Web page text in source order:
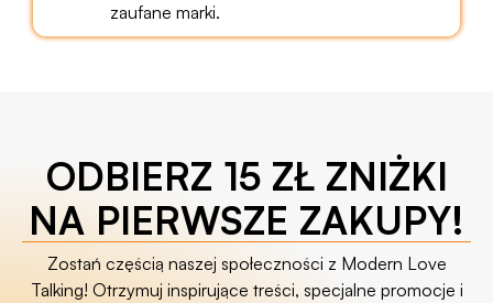
zaufane marki.
ODBIERZ 15 ZŁ ZNIŻKI
NA PIERWSZE ZAKUPY!
Zostań częścią naszej społeczności z Modern Love
Talking! Otrzymuj inspirujące treści, specjalne promocje i